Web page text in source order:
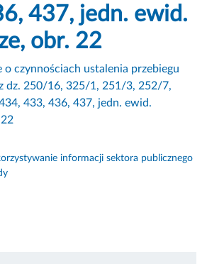
437, jedn. ewid.
obr. 22
o czynnościach ustalenia przebiegu
dz. 250/16, 325/1, 251/3, 252/7,
433, 436, 437, jedn. ewid.
informacji sektora publicznego